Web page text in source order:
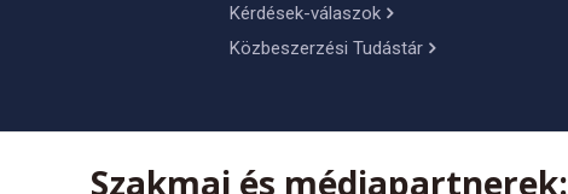
Kérdések-válaszok
Közbeszerzési Tudástár
Szakmai és médiapartnerek: